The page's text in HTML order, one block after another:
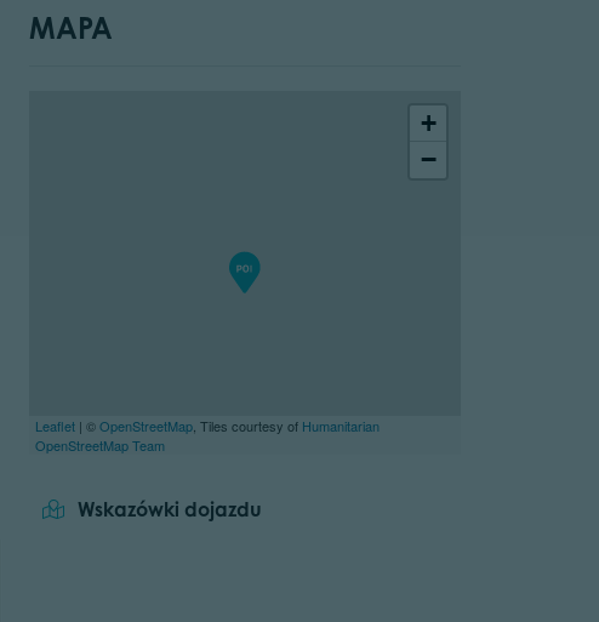
MAPA
+
−
Leaflet | ©OpenStreetMap , Tiles courtesy of Humanitarian
OpenStreetMap Team
Wskazówki dojazdu